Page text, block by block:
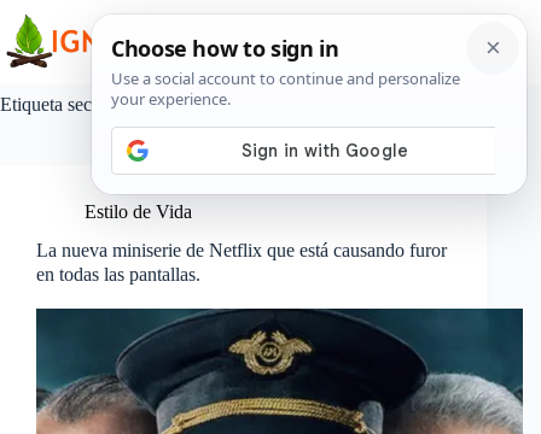
contenido
Etiqueta secuestro
Estilo de Vida
La nueva miniserie de Netflix que está causando furor
en todas las pantallas.